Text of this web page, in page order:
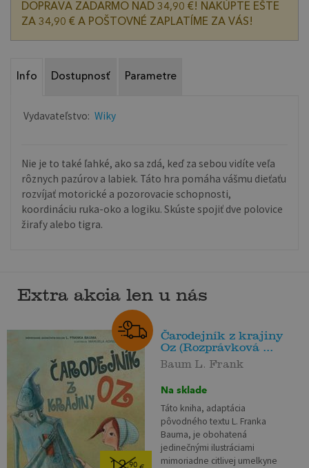
DOPRAVA ZADARMO NAD 34,90 €! NAKÚPTE EŠTE
ZA 34,90 € A POŠTOVNÉ ZAPLATÍME ZA VÁS!
Info Dostupnosť Parametre
Vydavateľstvo: Wiky
Nie je to také ľahké, ako sa zdá, keď za sebou vidíte veľa
rôznych pazúrov a labiek. Táto hra pomáha vášmu dieťaťu
rozvíjať motorické a pozorovacie schopnosti,
koordináciu ruka-oko a logiku. Skúste spojiť dve polovice
žirafy alebo tigra.
Extra akcia len u nás
,90
Čarodejník z krajiny
Oz (Rozprávková ...
Baum L. Frank
Na sklade
Táto kniha, adaptácia
pôvodného textu L. Franka
Bauma, je obohatená
jedinečnými ilustráciami
mimoriadne citlivej umelkyne